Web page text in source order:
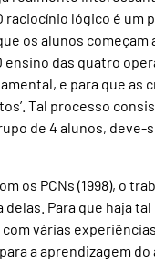
raciocínio lógico é um
os alunos
ensino das quatro
e para que as
Tal processo
de 4 alunos,
os PCNs (1998), o
delas. Para que haja
várias
a aprendizagem